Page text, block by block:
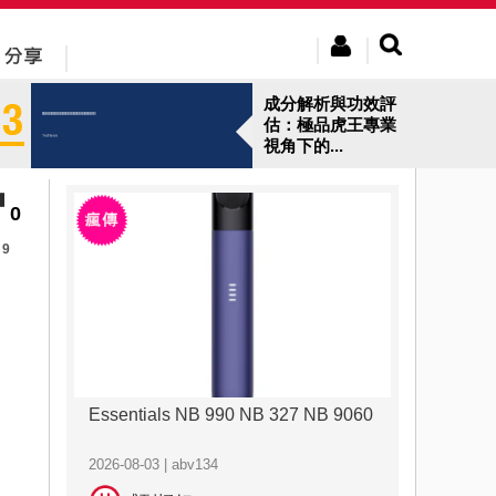
成分解析與功效評
估：極品虎王專業
視角下的...
0
9
Essentials NB 990 NB 327 NB 9060
2026-08-03 | abv134